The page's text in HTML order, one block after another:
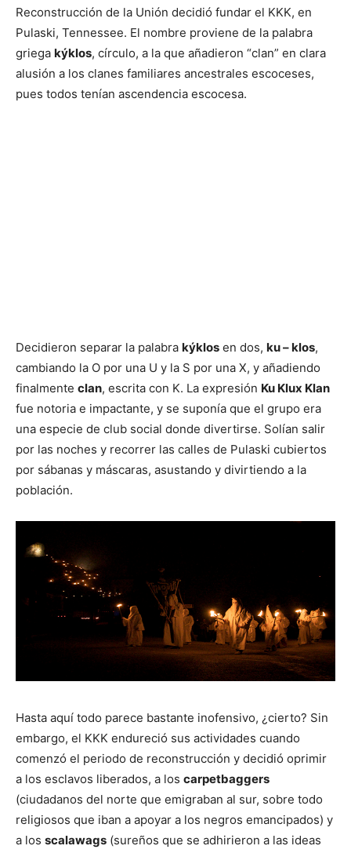
Reconstrucción de la Unión decidió fundar el KKK, en
Pulaski, Tennessee. El nombre proviene de la palabra
griega kýklos, círculo, a la que añadieron “clan” en clara
alusión a los clanes familiares ancestrales escoceses,
pues todos tenían ascendencia escocesa.
Decidieron separar la palabra kýklos en dos, ku – klos,
cambiando la O por una U y la S por una X, y añadiendo
finalmente clan, escrita con K. La expresión Ku Klux Klan
fue notoria e impactante, y se suponía que el grupo era
una especie de club social donde divertirse. Solían salir
por las noches y recorrer las calles de Pulaski cubiertos
por sábanas y máscaras, asustando y divirtiendo a la
población.
Hasta aquí todo parece bastante inofensivo, ¿cierto? Sin
embargo, el KKK endureció sus actividades cuando
comenzó el periodo de reconstrucción y decidió oprimir
a los esclavos liberados, a los carpetbaggers
(ciudadanos del norte que emigraban al sur, sobre todo
religiosos que iban a apoyar a los negros emancipados) y
a los scalawags (sureños que se adhirieron a las ideas